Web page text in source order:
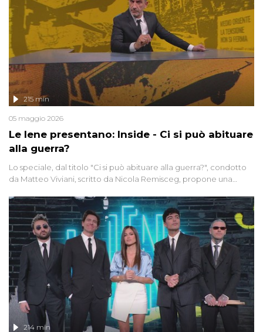
Le Iene presentano: Inside - Ci si può abituare
alla guerra?
215 min
05 maggio 2026
Lo speciale, dal titolo "Ci si può abituare alla guerra?", condotto
da Matteo Viviani, scritto da Nicola Remisceg, propone una
di settore - su quanto la guerra sia diventata una realtà pervasiva.
Anche se l'Italia non è direttamente coinvolta in conflitti armati, il
contesto globale rende impossibile considerarla un fenomeno
lontano.
214 min